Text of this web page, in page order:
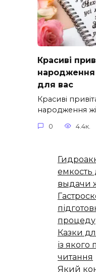
Красиві
народження
для вас
Красиві
народження
0 4.4к.
емкость
выдачи
Казки
із
читання
Який